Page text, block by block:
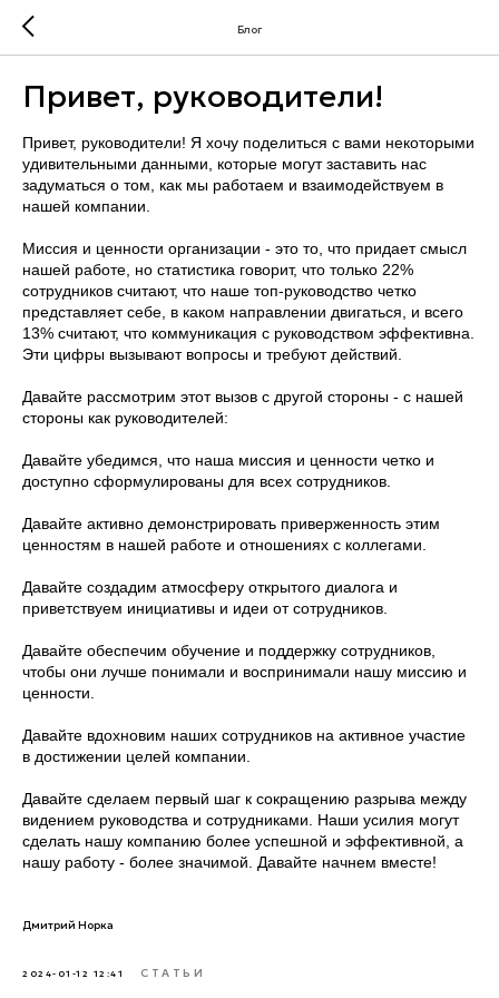
Блог
Привет, руководители!
Привет, руководители! Я хочу поделиться с вами некоторыми
удивительными данными, которые могут заставить нас
задуматься о том, как мы работаем и взаимодействуем в
нашей компании.
Миссия и ценности организации - это то, что придает смысл
нашей работе, но статистика говорит, что только 22%
сотрудников считают, что наше топ-руководство четко
представляет себе, в каком направлении двигаться, и всего
13% считают, что коммуникация с руководством эффективна.
Эти цифры вызывают вопросы и требуют действий.
Давайте рассмотрим этот вызов с другой стороны - с нашей
стороны как руководителей:
Давайте убедимся, что наша миссия и ценности четко и
доступно сформулированы для всех сотрудников.
Давайте активно демонстрировать приверженность этим
ценностям в нашей работе и отношениях с коллегами.
Давайте создадим атмосферу открытого диалога и
приветствуем инициативы и идеи от сотрудников.
Давайте обеспечим обучение и поддержку сотрудников,
чтобы они лучше понимали и воспринимали нашу миссию и
ценности.
Давайте вдохновим наших сотрудников на активное участие
в достижении целей компании.
Давайте сделаем первый шаг к сокращению разрыва между
видением руководства и сотрудниками. Наши усилия могут
сделать нашу компанию более успешной и эффективной, а
нашу работу - более значимой. Давайте начнем вместе!
Дмитрий Норка
2024-01-12 12:41 СТАТЬИ